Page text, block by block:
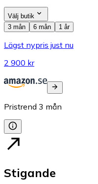
Välj butik
3 mån
6 mån 1 år
Lägst nypris just nu
2 900 kr
Pristrend 3 mån
Stigande